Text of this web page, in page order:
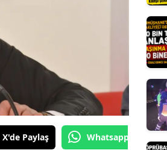
Gaziantep
Giresun
Gümüşhane
X'de Paylaş Whatsapp'tan